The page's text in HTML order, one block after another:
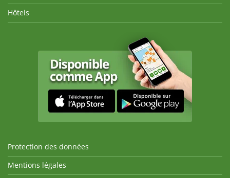
Hôtels
Protection des données
Mentions légales